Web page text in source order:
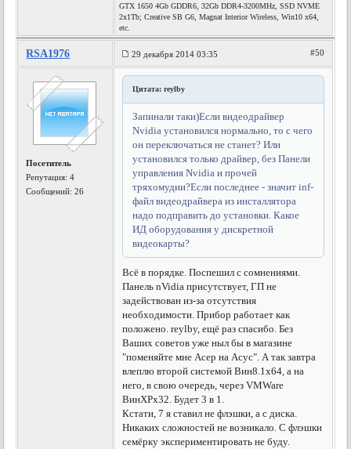
GTX 1650 4Gb GDDR6, 32Gb DDR4-3200MHz, SSD NVME
2x1Tb; Creative SB G6, Magnat Interior Wireless, Win10 x64,
etc.
RSA1976 29 декабря 2014 03:35 #50
Посетитель
Репутация:4
Сообщений: 26
Цитата: reylby
Запинали таки)Если видеодрайвер
Nvidia установился нормально, то с чего
он переключаться не станет? Или
установился только драйвер, без Панели
управления Nvidia и прочей
тряхомудии?Если последнее - значит inf-
файл видеодрайвера из инсталлятора
надо подправить до установки. Какое
ИД оборудования у дискретной
видеокарты?
Всё в порядке. Поспешил с сомнениями.
Панель nVidia присутствует, ГП не
задействован из-за отсутствия
необходимости. Прибор работает как
положено. reylby, ещё раз спасибо. Без
Ваших советов уже ныл бы в магазине
"поменяйте мне Асер на Асус". А так завтра
влеплю второй системой Вин8.1х64, а на
него, в свою очередь, через VMWare
ВинХРх32. Будет 3 в 1.
Кстати, 7 я ставил не флэшки, а с диска.
Никаких сложностей не возникало. С флэшки
семёрку экспериментировать не буду.